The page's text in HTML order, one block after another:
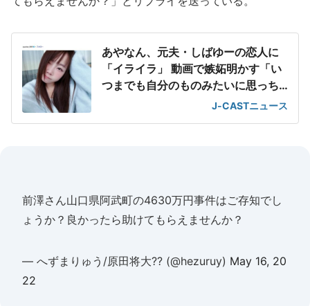
あやなん、元夫・しばゆーの恋人に
「イライラ」 動画で嫉妬明かす「い
つまでも自分のものみたいに思っち
J-CASTニュース
前澤さん山口県阿武町の4630万円事件はご存知でし
ょうか？良かったら助けてもらえませんか？
— へずまりゅう/原田将大?? (@hezuruy) May 16, 20
22